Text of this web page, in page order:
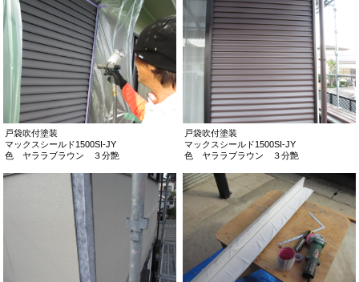
戸袋吹付塗装
マックスシールド1500SI-JY
色 ヤララブラウン ３分艶
戸袋吹付塗装
マックスシールド1500SI-JY
色 ヤララブラウン ３分艶